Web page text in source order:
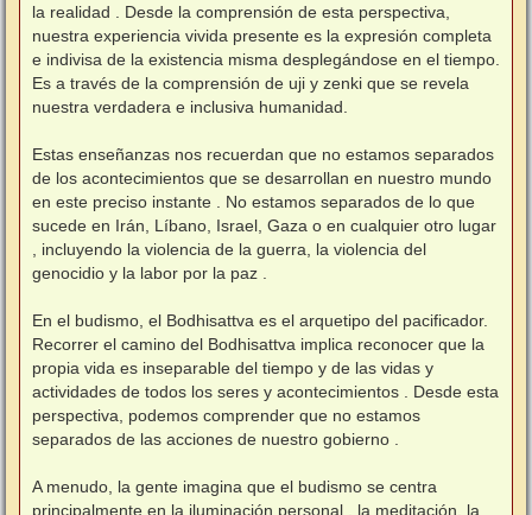
la realidad . Desde la comprensión de esta perspectiva,
nuestra experiencia vivida presente es la expresión completa
e indivisa de la existencia misma desplegándose en el tiempo.
Es a través de la comprensión de uji y zenki que se revela
nuestra verdadera e inclusiva humanidad.
Estas enseñanzas nos recuerdan que no estamos separados
de los acontecimientos que se desarrollan en nuestro mundo
en este preciso instante . No estamos separados de lo que
sucede en Irán, Líbano, Israel, Gaza o en cualquier otro lugar
, incluyendo la violencia de la guerra, la violencia del
genocidio y la labor por la paz .
En el budismo, el Bodhisattva es el arquetipo del pacificador.
Recorrer el camino del Bodhisattva implica reconocer que la
propia vida es inseparable del tiempo y de las vidas y
actividades de todos los seres y acontecimientos . Desde esta
perspectiva, podemos comprender que no estamos
separados de las acciones de nuestro gobierno .
A menudo, la gente imagina que el budismo se centra
principalmente en la iluminación personal , la meditación, la